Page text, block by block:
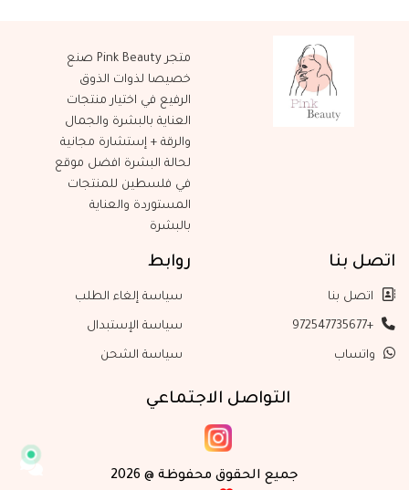
متجر Pink Beauty صنع
خصيصا لذوات الذوق
الرفيع في اختيار منتجات
العناية بالبشرة والجمال
والرقة + إستشارة مجانية
لحالة البشرة افضل موقع
في فلسطين للمنتجات
المستوردة والعناية
بالبشرة
اتصل بنا
اتصل بنا
+972547735677
واتساب
روابط
سياسة إلغاء الطلب
سياسة الإستبدال
سياسة الشحن
التواصل الاجتماعي
جميع الحقوق محفوظة @ 2026